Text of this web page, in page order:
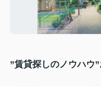
”賃貸探しのノウハウ